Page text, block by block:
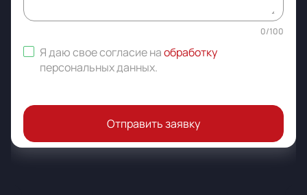
0/100
Я даю свое согласие наобработку
персональных данных.
Отправить заявку